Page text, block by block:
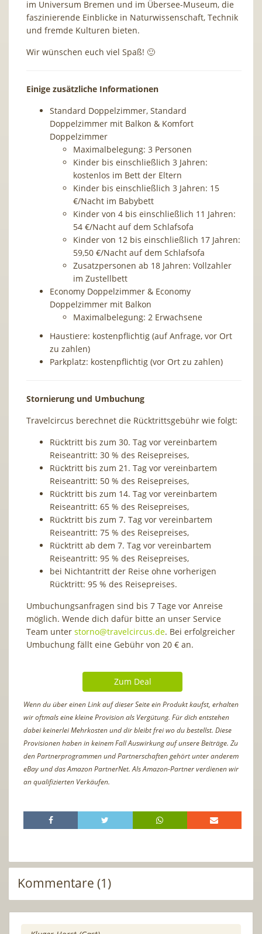
im Universum Bremen und im Übersee-Museum, die
faszinierende Einblicke in Naturwissenschaft, Technik
und fremde Kulturen bieten.
Wir wünschen euch viel Spaß! 🙂
Einige zusätzliche Informationen
Standard Doppelzimmer, Standard
Doppelzimmer mit Balkon & Komfort
Doppelzimmer
Maximalbelegung: 3 Personen
Kinder bis einschließlich 3 Jahren:
kostenlos im Bett der Eltern
Kinder bis einschließlich 3 Jahren: 15
€/Nacht im Babybett
Kinder von 4 bis einschließlich 11 Jahren:
54 €/Nacht auf dem Schlafsofa
Kinder von 12 bis einschließlich 17 Jahren:
59,50 €/Nacht auf dem Schlafsofa
Zusatzpersonen ab 18 Jahren: Vollzahler
im Zustellbett
Economy Doppelzimmer & Economy
Doppelzimmer mit Balkon
Maximalbelegung: 2 Erwachsene
Haustiere: kostenpflichtig (auf Anfrage, vor Ort
zu zahlen)
Parkplatz: kostenpflichtig (vor Ort zu zahlen)
Stornierung und Umbuchung
Travelcircus berechnet die Rücktrittsgebühr wie folgt:
Rücktritt bis zum 30. Tag vor vereinbartem
Reiseantritt: 30 % des Reisepreises,
Rücktritt bis zum 21. Tag vor vereinbartem
Reiseantritt: 50 % des Reisepreises,
Rücktritt bis zum 14. Tag vor vereinbartem
Reiseantritt: 65 % des Reisepreises,
Rücktritt bis zum 7. Tag vor vereinbartem
Reiseantritt: 75 % des Reisepreises,
Rücktritt ab dem 7. Tag vor vereinbartem
Reiseantritt: 95 % des Reisepreises,
bei Nichtantritt der Reise ohne vorherigen
Rücktritt: 95 % des Reisepreises.
Umbuchungsanfragen sind bis 7 Tage vor Anreise
möglich. Wende dich dafür bitte an unser Service
Team unter storno@travelcircus.de. Bei erfolgreicher
Umbuchung fällt eine Gebühr von 20 € an.
Zum Deal
Wenn du über einen Link auf dieser Seite ein Produkt kaufst, erhalten
wir oftmals eine kleine Provision als Vergütung. Für dich entstehen
dabei keinerlei Mehrkosten und dir bleibt frei wo du bestellst. Diese
Provisionen haben in keinem Fall Auswirkung auf unsere Beiträge. Zu
den Partnerprogrammen und Partnerschaften gehört unter anderem
eBay und das Amazon PartnerNet. Als Amazon-Partner verdienen wir
an qualifizierten Verkäufen.
Kommentare (1)